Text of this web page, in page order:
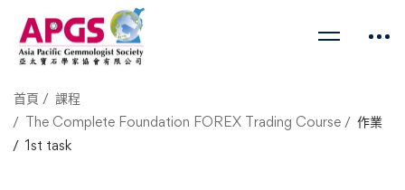
首頁
課程
The Complete Foundation FOREX Trading Course
作業
1st task